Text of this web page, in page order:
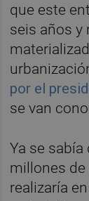
que este
seis años y
por el
se van
Ya se
millones de
realizaría